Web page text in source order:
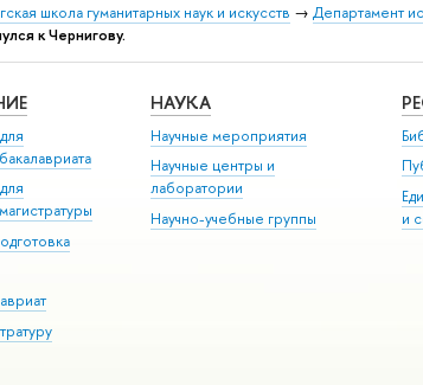
школа гуманитарных наук и искусств → Департамент
к Чернигову.
НАУКА
Научные мероприятия
Научные центры и
лаборатории
Научно-учебные группы
и